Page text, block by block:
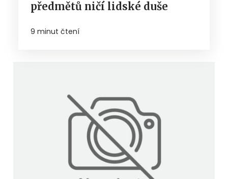
předmětů ničí lidské duše
9 minut čtení